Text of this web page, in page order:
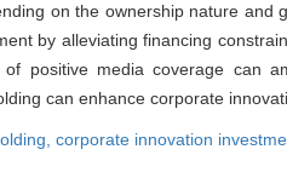
on the ownership nature
by alleviating financing
positive media coverage can
can enhance corporate
corporate innovation